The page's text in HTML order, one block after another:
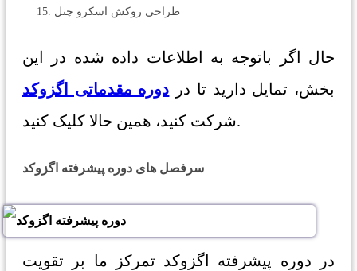
طراحی روکش اسکرو چنل
حال اگر باتوجه به اطلاعات داده شده در این
بخش، تمایل دارید تا در دوره مقدماتی اگزوکد
شرکت کنید، همین حالا کلیک کنید.
سرفصل های دوره پیشرفته اگزوکد
در دوره پیشرفته اگزوکد تمرکز ما بر تقویت